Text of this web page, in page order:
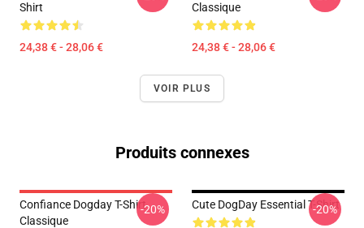
Shirt
24,38 € - 28,06 €
Classique
24,38 € - 28,06 €
VOIR PLUS
Produits connexes
Confiance Dogday T-Shirt
Classique
-20% Cute DogDay Essential T-Shirt
-20%